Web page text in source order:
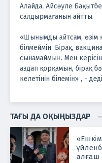
Алайда, Айсәуле
салдырмағанын айтты.
«Шынымды айтсам,
білмеймін. Бірақ,
сынамаймын. Мен
аздап қорқамын, бірақ
келетінін білемін» , -
ТАҒЫ ДА ОҚЫҢЫЗДАР
алғаш